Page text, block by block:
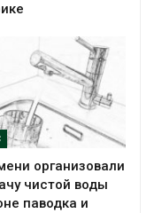
организовали
чистой воды
паводка и